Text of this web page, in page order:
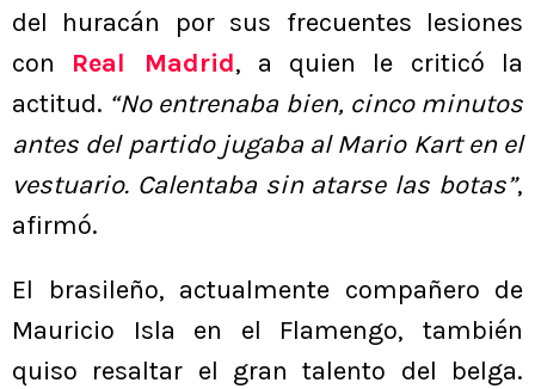
del huracán por sus frecuentes lesiones
con Real Madrid, a quien le criticó la
actitud. “No entrenaba bien, cinco minutos
antes del partido jugaba al Mario Kart en el
vestuario. Calentaba sin atarse las botas”,
afirmó.
El brasileño, actualmente compañero de
Mauricio Isla en el Flamengo, también
quiso resaltar el gran talento del belga.